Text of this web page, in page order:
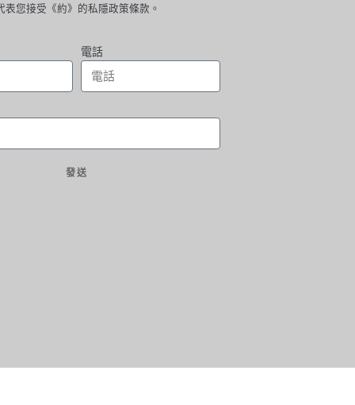
表您接受《約》的私隱政策條款。
電話
發送